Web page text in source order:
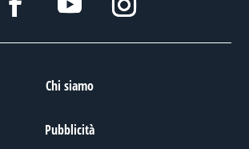
Chi siamo
Pubblicità